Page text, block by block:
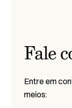
Fale
Entre em
meios: